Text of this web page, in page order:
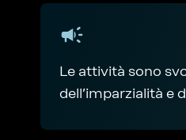
Le attività sono
dell’imparzialità e